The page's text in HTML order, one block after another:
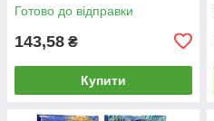
Готово до відправки
143,58 ₴
Купити